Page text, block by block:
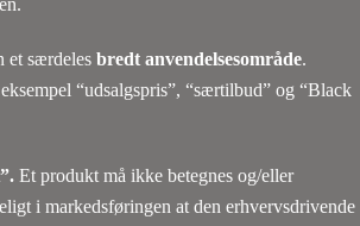
et særdeles bredt anvendelsesområde.
“udsalgspris”, “særtilbud” og “Black
Et produkt må ikke betegnes og/eller
i markedsføringen at den erhvervsdrivende